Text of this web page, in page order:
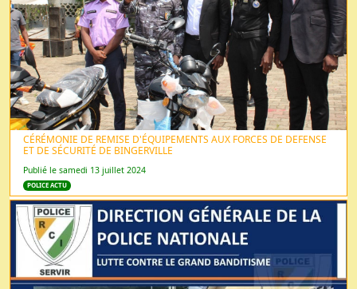
CÉRÉMONIE DE REMISE D'ÉQUIPEMENTS AUX FORCES DE DEFENSE
ET DE SÉCURITÉ DE BINGERVILLE
Publié le samedi 13 juillet 2024
POLICE ACTU